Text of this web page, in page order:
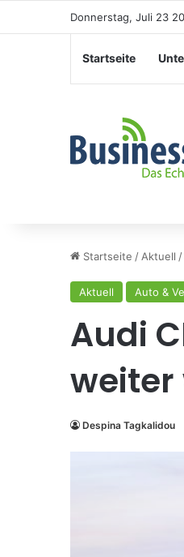
Donnerstag, Juli 23
Startseite
Startseite / Aktuell /
Aktuell Auto &
Audi
weiter
Despina Tagkalidou